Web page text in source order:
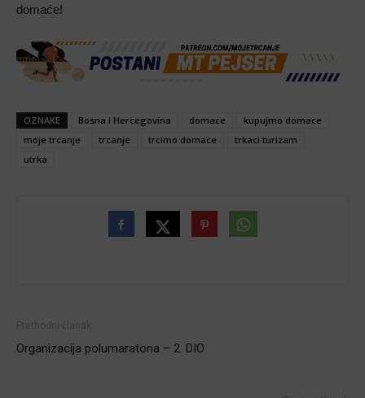
domaće!
OZNAKE Bosna i Hercegovina domace
kupujmo domace
moje trcanje
trcanje trcimo domace
trkaci turizam
utrka
Organizacija polumaratona – 2. DIO